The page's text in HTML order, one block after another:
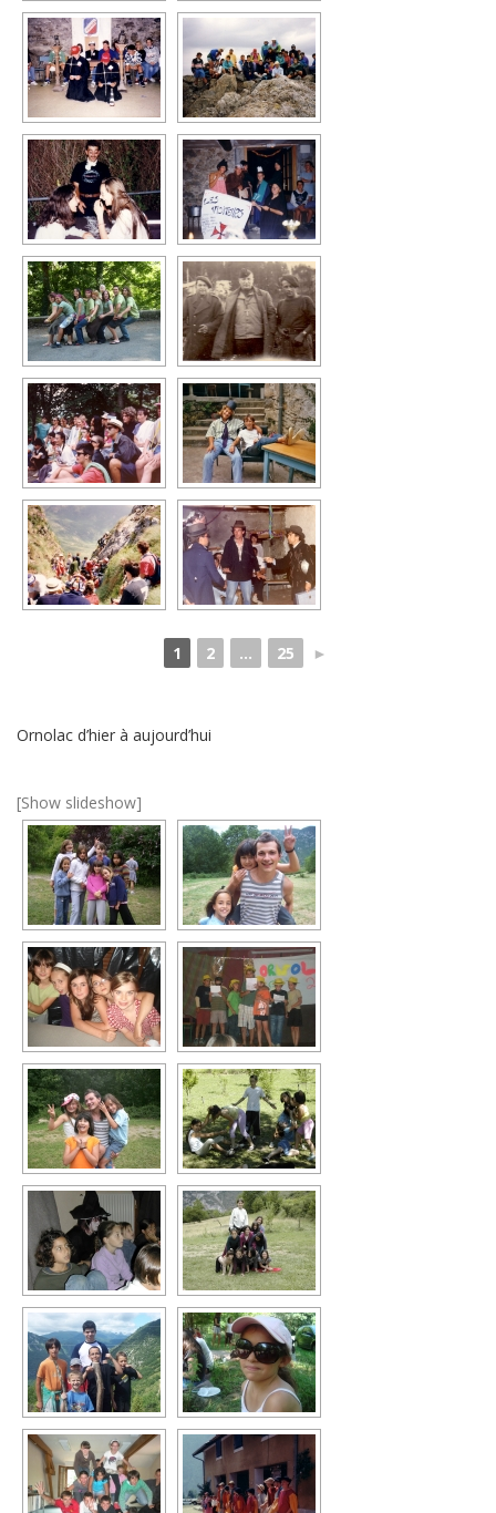
1 2 ... 25 ►
Ornolac d’hier à aujourd’hui
[Show slideshow]